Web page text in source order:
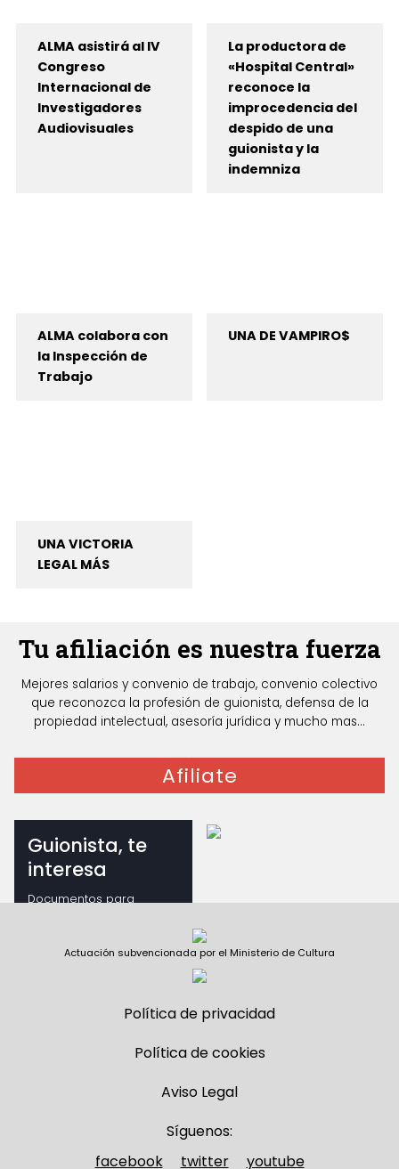
ALMA asistirá al IV
Congreso
Internacional de
Investigadores
Audiovisuales
La productora de
«Hospital Central»
reconoce la
improcedencia del
despido de una
guionista y la
indemniza
ALMA colabora con
la Inspección de
Trabajo
UNA DE VAMPIRO$
UNA VICTORIA
LEGAL MÁS
Tu afiliación es nuestra fuerza
Mejores salarios y convenio de trabajo, convenio colectivo
que reconozca la profesión de guionista, defensa de la
propiedad intelectual, asesoría jurídica y mucho mas...
Afiliate
Guionista, te
interesa
Documentos para
Actuación subvencionada por el Ministerio de Cultura
Política de privacidad
Política de cookies
Aviso Legal
Síguenos:
facebook
twitter youtube